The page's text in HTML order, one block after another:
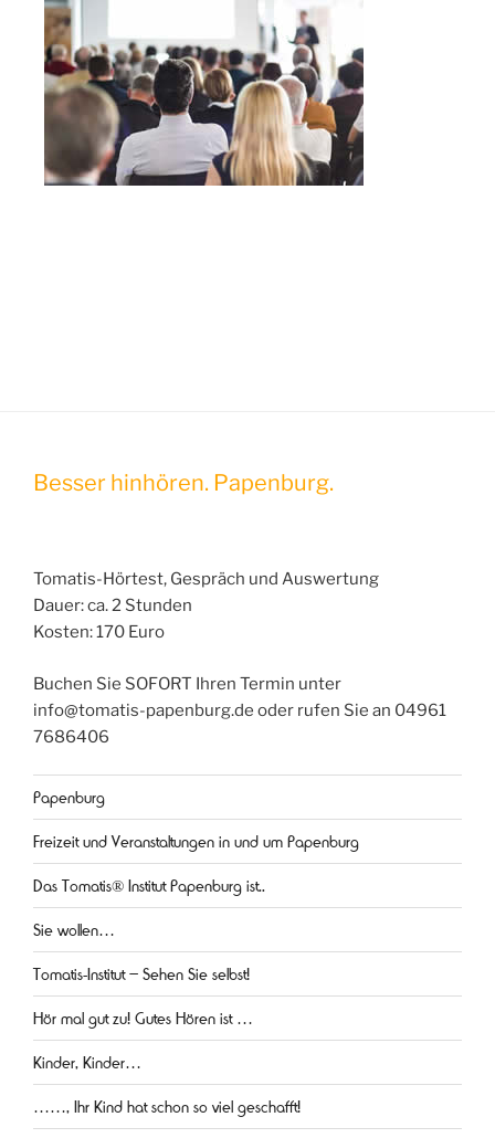
Besser hinhören. Papenburg.
Tomatis-Hörtest, Gespräch und Auswertung
Dauer: ca. 2 Stunden
Kosten: 170 Euro
Buchen Sie SOFORT Ihren Termin unter
info@tomatis-papenburg.de oder rufen Sie an 04961
7686406
Papenburg
Freizeit und Veranstaltungen in und um Papenburg
Das Tomatis® Institut Papenburg ist..
Sie wollen…
Tomatis-Institut – Sehen Sie selbst!
Hör mal gut zu! Gutes Hören ist …
Kinder, Kinder…
……, Ihr Kind hat schon so viel geschafft!